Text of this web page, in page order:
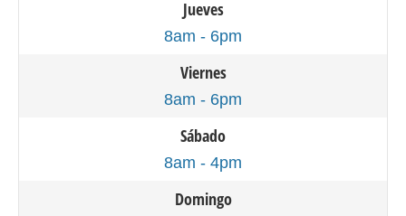
Jueves
8am - 6pm
Viernes
8am - 6pm
Sábado
8am - 4pm
Domingo